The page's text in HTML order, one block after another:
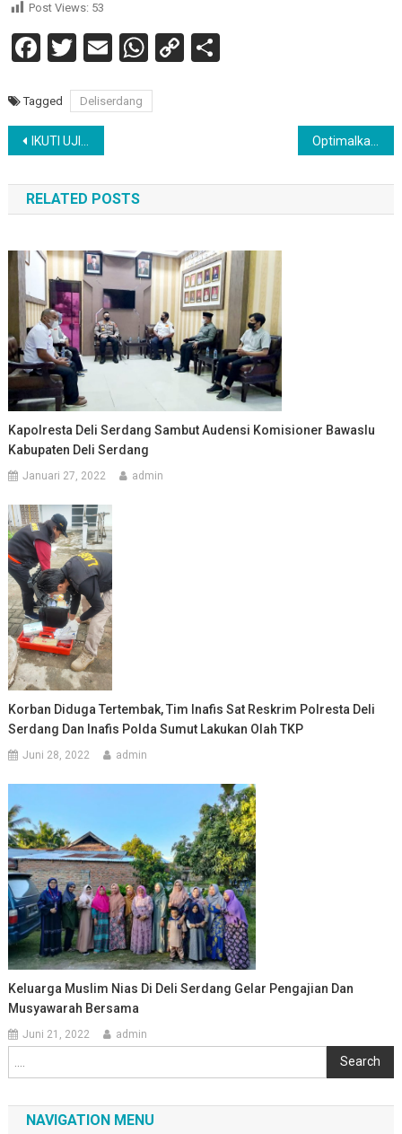
Post Views: 53
Facebook
Twitter
EmailWhatsApp
Copy
Tagged Deliserdang
Navigasi
pos
IKUTI UJIAN SEMESTER GENAP PENDIDIKAN KESETARAAN, SELURUH ABH LPKA PALU KOMITMEN MAJUKAN KUALITAS PENDIDIKANNYA Optimalkan Pelayanan,Lapas Siborongborong Kanwil Kumham Sumut Ikuti Bimbingan Teknis Identifikasi dan Perumusan Teraan Sidik Jari
RELATED POSTS
Kapolresta Deli Serdang Sambut Audensi Komisioner Bawaslu
Kabupaten Deli Serdang
Januari 27, 2022 admin
Korban Diduga Tertembak, Tim Inafis Sat Reskrim Polresta Deli
Serdang Dan Inafis Polda Sumut Lakukan Olah TKP
Juni 28, 2022 admin
Keluarga Muslim Nias Di Deli Serdang Gelar Pengajian Dan
Musyawarah Bersama
Juni 21, 2022 admin
Search
NAVIGATION MENU